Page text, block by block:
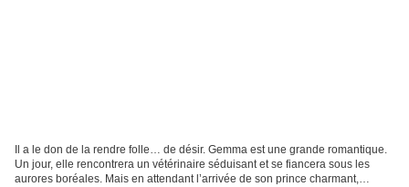
Il a le don de la rendre folle… de désir. Gemma est une grande romantique.
Un jour, elle rencontrera un vétérinaire séduisant et se fiancera sous les
aurores boréales. Mais en attendant l’arrivée de son prince charmant,